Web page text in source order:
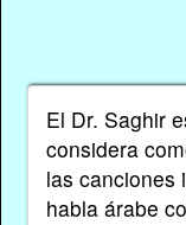
El Dr. Saghir
considera
las canciones
habla árabe